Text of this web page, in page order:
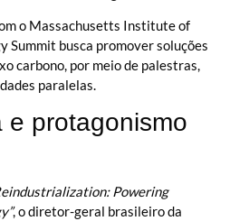
o Massachusetts Institute of
Summit busca promover soluções
carbono, por meio de palestras,
paralelas.
e protagonismo
Powering
, o diretor-geral brasileiro da